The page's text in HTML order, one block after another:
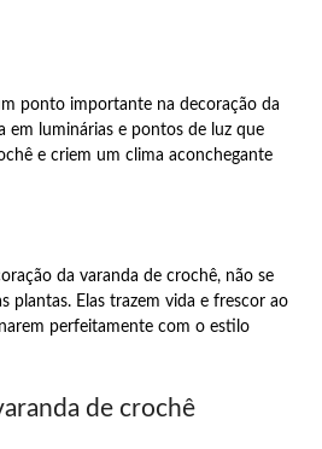
ponto importante na decoração da
em luminárias e pontos de luz que
e criem um clima aconchegante
da varanda de crochê, não se
plantas. Elas trazem vida e frescor ao
perfeitamente com o estilo
de crochê